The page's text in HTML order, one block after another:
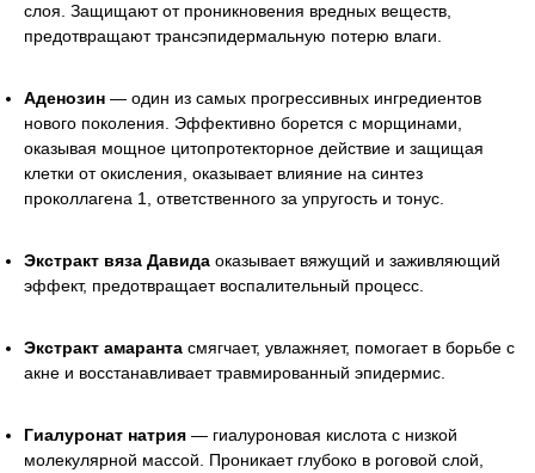
слоя. Защищают от проникновения вредных веществ,
предотвращают трансэпидермальную потерю влаги.
Аденозин — один из самых прогрессивных ингредиентов
нового поколения. Эффективно борется с морщинами,
оказывая мощное цитопротекторное действие и защищая
клетки от окисления, оказывает влияние на синтез
проколлагена 1, ответственного за упругость и тонус.
Экстракт вяза Давида оказывает вяжущий и заживляющий
эффект, предотвращает воспалительный процесс.
Экстракт амаранта смягчает, увлажняет, помогает в борьбе с
акне и восстанавливает травмированный эпидермис.
Гиалуронат натрия — гиалуроновая кислота с низкой
молекулярной массой. Проникает глубоко в роговой слой,